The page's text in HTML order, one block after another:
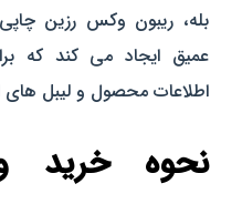
بله، ریبون وکس رزین
عمیق ایجاد می‌ کند که
اطلاعات محصول و لیبل‌ های
نحوه خرید